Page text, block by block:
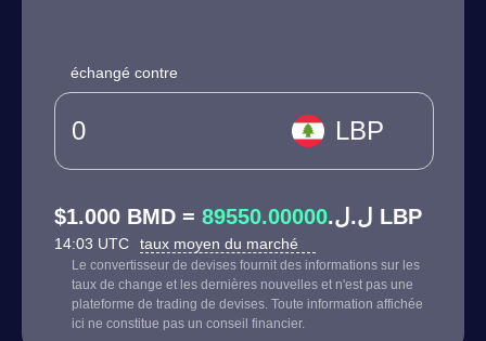
échangé contre
LBP
$1.000 BMD = ل.ل.89550.00000 LBP
14:03 UTC taux moyen du marché
Le convertisseur de devises fournit des informations sur les
taux de change et les dernières nouvelles et n'est pas une
plateforme de trading de devises. Toute information affichée
ici ne constitue pas un conseil financier.